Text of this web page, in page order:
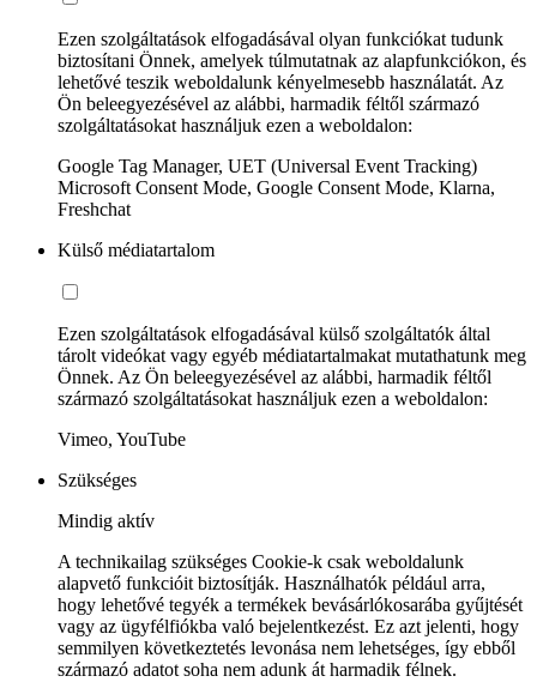
Ezen szolgáltatások elfogadásával olyan funkciókat tudunk
biztosítani Önnek, amelyek túlmutatnak az alapfunkciókon, és
lehetővé teszik weboldalunk kényelmesebb használatát. Az
Ön beleegyezésével az alábbi, harmadik féltől származó
szolgáltatásokat használjuk ezen a weboldalon:
Google Tag Manager, UET (Universal Event Tracking)
Microsoft Consent Mode, Google Consent Mode, Klarna,
Freshchat
Külső médiatartalom
Ezen szolgáltatások elfogadásával külső szolgáltatók által
tárolt videókat vagy egyéb médiatartalmakat mutathatunk meg
Önnek. Az Ön beleegyezésével az alábbi, harmadik féltől
származó szolgáltatásokat használjuk ezen a weboldalon:
Vimeo, YouTube
Szükséges
Mindig aktív
A technikailag szükséges Cookie-k csak weboldalunk
alapvető funkcióit biztosítják. Használhatók például arra,
hogy lehetővé tegyék a termékek bevásárlókosarába gyűjtését
vagy az ügyfélfiókba való bejelentkezést. Ez azt jelenti, hogy
semmilyen következtetés levonása nem lehetséges, így ebből
származó adatot soha nem adunk át harmadik félnek.